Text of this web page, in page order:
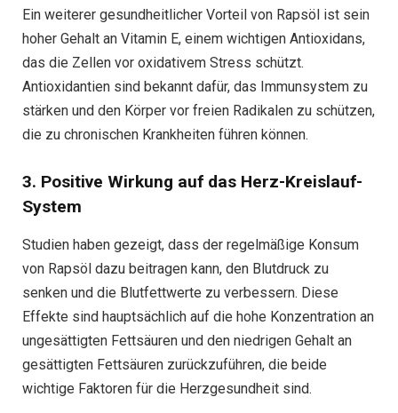
Ein weiterer gesundheitlicher Vorteil von Rapsöl ist sein
hoher Gehalt an Vitamin E, einem wichtigen Antioxidans,
das die Zellen vor oxidativem Stress schützt.
Antioxidantien sind bekannt dafür, das Immunsystem zu
stärken und den Körper vor freien Radikalen zu schützen,
die zu chronischen Krankheiten führen können.
3. Positive Wirkung auf das Herz-Kreislauf-
System
Studien haben gezeigt, dass der regelmäßige Konsum
von Rapsöl dazu beitragen kann, den Blutdruck zu
senken und die Blutfettwerte zu verbessern. Diese
Effekte sind hauptsächlich auf die hohe Konzentration an
ungesättigten Fettsäuren und den niedrigen Gehalt an
gesättigten Fettsäuren zurückzuführen, die beide
wichtige Faktoren für die Herzgesundheit sind.